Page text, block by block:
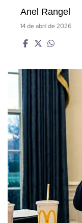
Anel Rangel
14 de abril de 2026